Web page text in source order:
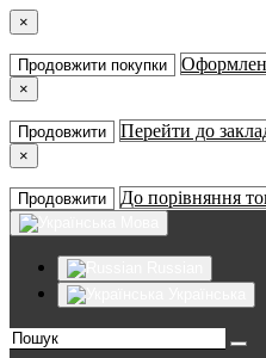
×
Продовжити покупки
×
Продовжити Перейти до
×
Продовжити До порівняння